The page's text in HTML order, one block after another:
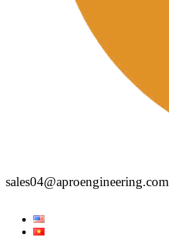
sales04@aproengineering.com